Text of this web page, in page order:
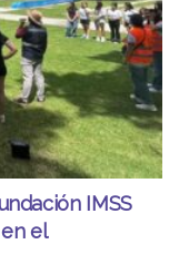
IMSS
el